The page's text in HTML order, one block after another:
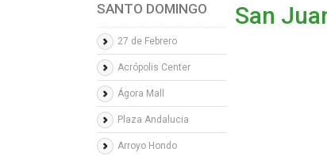
SANTO DOMINGO
27 de Febrero
Acrópolis Center
Ágora Mall
Plaza Andalucia
Arroyo Hondo
San